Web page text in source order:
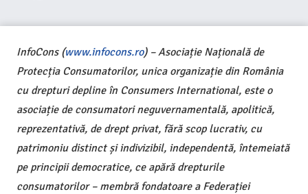
InfoCons (www.infocons.ro) – Asociație Națională de
Protecția Consumatorilor, unica organizație din România
cu drepturi depline în Consumers International, este o
asociație de consumatori neguvernamentală, apolitică,
reprezentativă, de drept privat, fără scop lucrativ, cu
patrimoniu distinct și indivizibil, independentă, întemeiată
pe principii democratice, ce apără drepturile
consumatorilor – membră fondatoare a Federației